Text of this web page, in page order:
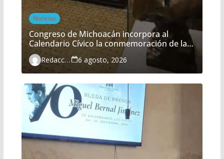
Noticias
Congreso de Michoacán incorpora al
Calendario Cívico la conmemoración de la
Batalla del Fuerte de Cóporo
Redacción 6 agosto, 2026